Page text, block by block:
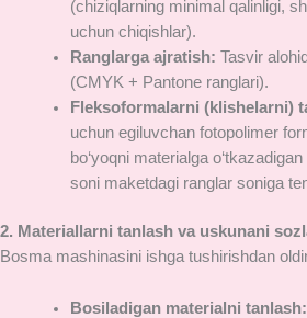
(chiziqlarning minimal qalinligi,
uchun chiqishlar).
Ranglarga ajratish: Tasvir
(CMYK + Pantone ranglari).
Fleksoformalarni (klishelarni)
uchun egiluvchan fotopolimer
bo‘yoqni materialga
soni maketdagi ranglar soniga
2. Materiallarni tanlash va uskunani
Bosma mashinasini ishga tushirishdan
Bosiladigan materialni tanlash: